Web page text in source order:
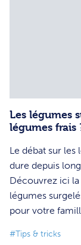
Les légumes
légumes frais
Le débat sur les
dure depuis
Découvrez ici
légumes
pour votre
#Tips & tricks